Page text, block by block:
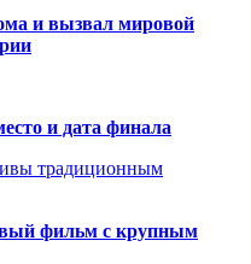
и вызвал мировой
и дата финала
традиционным
фильм с крупным